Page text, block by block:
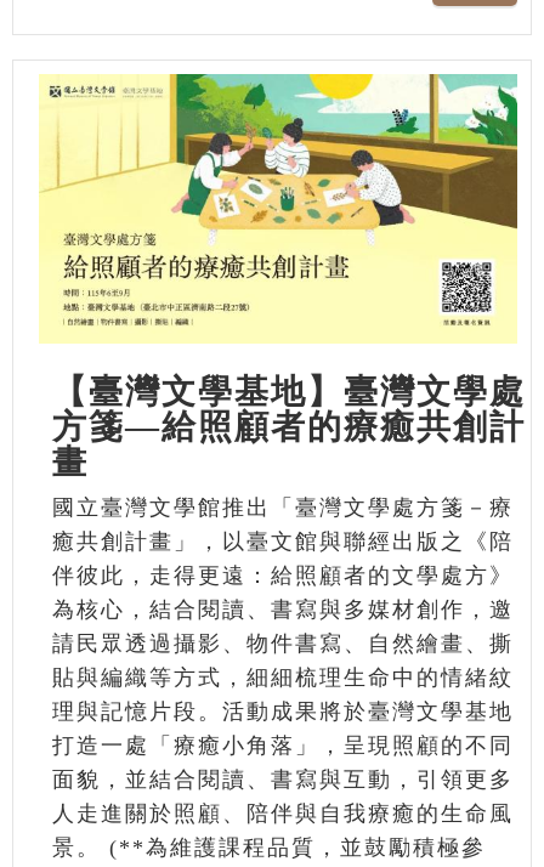
【臺灣文學基地】臺灣文學處
方箋—給照顧者的療癒共創計
畫
國立臺灣文學館推出「臺灣文學處方箋－療
癒共創計畫」，以臺文館與聯經出版之《陪
伴彼此，走得更遠：給照顧者的文學處方》
為核心，結合閱讀、書寫與多媒材創作，邀
請民眾透過攝影、物件書寫、自然繪畫、撕
貼與編織等方式，細細梳理生命中的情緒紋
理與記憶片段。活動成果將於臺灣文學基地
打造一處「療癒小角落」，呈現照顧的不同
面貌，並結合閱讀、書寫與互動，引領更多
人走進關於照顧、陪伴與自我療癒的生命風
景。 (**為維護課程品質，並鼓勵積極參